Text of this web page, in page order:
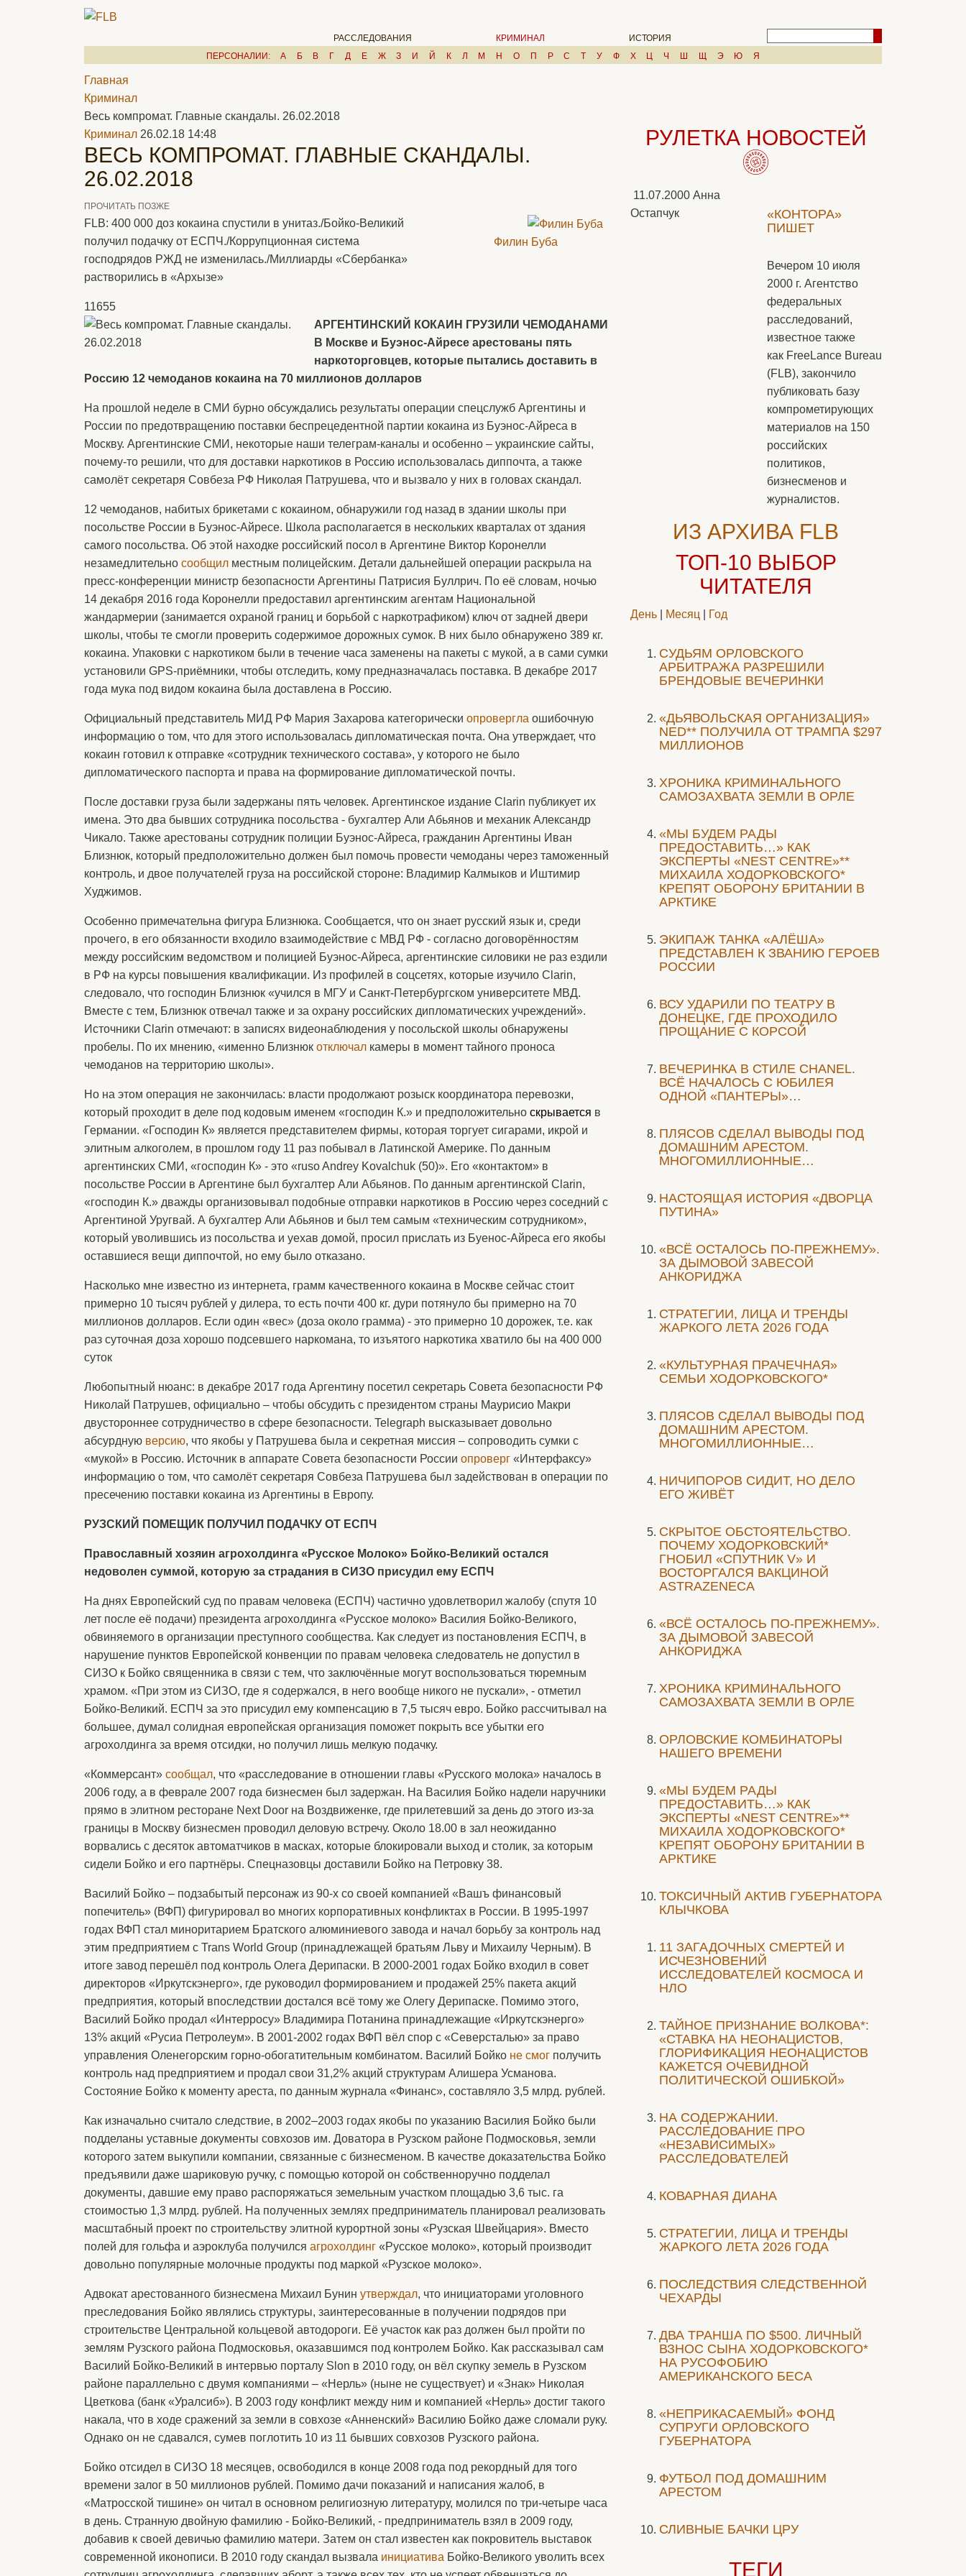
РАССЛЕДОВАНИЯ КРИМИНАЛ
ИСТОРИЯ
ПЕРСОНАЛИИ:
А Б В Г Д Е Ж З И Й К Л М Н О П Р С Т У Ф Х Ц Ч Ш Щ Э Ю Я
Главная
Криминал
Весь компромат. Главные скандалы. 26.02.2018
Криминал 26.02.18 14:48
ВЕСЬ КОМПРОМАТ. ГЛАВНЫЕ СКАНДАЛЫ.
26.02.2018
ПРОЧИТАТЬ ПОЗЖЕ
Филин Буба
FLB: 400 000 доз кокаина спустили в унитаз./Бойко-Великий
получил подачку от ЕСПЧ./Коррупционная система
господрядов РЖД не изменилась./Миллиарды «Сбербанка»
растворились в «Архызе»
11655
АРГЕНТИНСКИЙ КОКАИН ГРУЗИЛИ ЧЕМОДАНАМИ
В Москве и Буэнос-Айресе арестованы пять
наркоторговцев, которые пытались доставить в
Россию 12 чемоданов кокаина на 70 миллионов долларов
На прошлой неделе в СМИ бурно обсуждались результаты операции спецслужб Аргентины и
России по предотвращению поставки беспрецедентной партии кокаина из Буэнос-Айреса в
Москву. Аргентинские СМИ, некоторые наши телеграм-каналы и особенно – украинские сайты,
почему-то решили, что для доставки наркотиков в Россию использовалась диппочта, а также
самолёт секретаря Совбеза РФ Николая Патрушева, что и вызвало у них в головах скандал.
12 чемоданов, набитых брикетами с кокаином, обнаружили год назад в здании школы при
посольстве России в Буэнос-Айресе. Школа располагается в нескольких кварталах от здания
самого посольства. Об этой находке российский посол в Аргентине Виктор Коронелли
незамедлительно сообщил местным полицейским. Детали дальнейшей операции раскрыла на
пресс-конференции министр безопасности Аргентины Патрисия Буллрич. По её словам, ночью
14 декабря 2016 года Коронелли предоставил аргентинским агентам Национальной
жандармерии (занимается охраной границ и борьбой с наркотрафиком) ключ от задней двери
школы, чтобы те смогли проверить содержимое дорожных сумок. В них было обнаружено 389 кг.
кокаина. Упаковки с наркотиком были в течение часа заменены на пакеты с мукой, а в сами сумки
установили GPS-приёмники, чтобы отследить, кому предназначалась поставка. В декабре 2017
года мука под видом кокаина была доставлена в Россию.
Официальный представитель МИД РФ Мария Захарова категорически опровергла ошибочную
информацию о том, что для этого использовалась дипломатическая почта. Она утверждает, что
кокаин готовил к отправке «сотрудник технического состава», у которого не было
дипломатического паспорта и права на формирование дипломатической почты.
После доставки груза были задержаны пять человек. Аргентинское издание Clarin публикует их
имена. Это два бывших сотрудника посольства - бухгалтер Али Абьянов и механик Александр
Чикало. Также арестованы сотрудник полиции Буэнос-Айреса, гражданин Аргентины Иван
Близнюк, который предположительно должен был помочь провести чемоданы через таможенный
контроль, и двое получателей груза на российской стороне: Владимир Калмыков и Иштимир
Худжимов.
Особенно примечательна фигура Близнюка. Сообщается, что он знает русский язык и, среди
прочего, в его обязанности входило взаимодействие с МВД РФ - согласно договорённостям
между российским ведомством и полицией Буэнос-Айреса, аргентинские силовики не раз ездили
в РФ на курсы повышения квалификации. Из профилей в соцсетях, которые изучило Clarin,
следовало, что господин Близнюк «учился в МГУ и Санкт-Петербургском университете МВД.
Вместе с тем, Близнюк отвечал также и за охрану российских дипломатических учреждений».
Источники Clarin отмечают: в записях видеонаблюдения у посольской школы обнаружены
пробелы. По их мнению, «именно Близнюк отключал камеры в момент тайного проноса
чемоданов на территорию школы».
Но на этом операция не закончилась: власти продолжают розыск координатора перевозки,
который проходит в деле под кодовым именем «господин К.» и предположительно скрывается в
Германии. «Господин К» является представителем фирмы, которая торгует сигарами, икрой и
элитным алкоголем, в прошлом году 11 раз побывал в Латинской Америке. По данным
аргентинских СМИ, «господин К» - это «ruso Andrey Kovalchuk (50)». Его «контактом» в
посольстве России в Аргентине был бухгалтер Али Абьянов. По данным аргентинской Clarin,
«господин К.» дважды организовывал подобные отправки наркотиков в Россию через соседний с
Аргентиной Уругвай. А бухгалтер Али Абьянов и был тем самым «техническим сотрудником»,
который уволившись из посольства и уехав домой, просил прислать из Буенос-Айреса его якобы
оставшиеся вещи диппочтой, но ему было отказано.
Насколько мне известно из интернета, грамм качественного кокаина в Москве сейчас стоит
примерно 10 тысяч рублей у дилера, то есть почти 400 кг. дури потянуло бы примерно на 70
миллионов долларов. Если один «вес» (доза около грамма) - это примерно 10 дорожек, т.е. как
раз суточная доза хорошо подсевшего наркомана, то изъятого наркотика хватило бы на 400 000
суток
Любопытный нюанс: в декабре 2017 года Аргентину посетил секретарь Совета безопасности РФ
Николай Патрушев, официально – чтобы обсудить с президентом страны Маурисио Макри
двустороннее сотрудничество в сфере безопасности. Telegraph высказывает довольно
абсурдную версию, что якобы у Патрушева была и секретная миссия – сопроводить сумки с
«мукой» в Россию. Источник в аппарате Совета безопасности России опроверг «Интерфаксу»
информацию о том, что самолёт секретаря Совбеза Патрушева был задействован в операции по
пресечению поставки кокаина из Аргентины в Европу.
РУЗСКИЙ ПОМЕЩИК ПОЛУЧИЛ ПОДАЧКУ ОТ ЕСПЧ
Православный хозяин агрохолдинга «Русское Молоко» Бойко-Великий остался
недоволен суммой, которую за страдания в СИЗО присудил ему ЕСПЧ
На днях Европейский суд по правам человека (ЕСПЧ) частично удовлетворил жалобу (спутя 10
лет после её подачи) президента агрохолдинга «Русское молоко» Василия Бойко-Великого,
обвиняемого в организации преступного сообщества. Как следует из постановления ЕСПЧ, в
нарушение пунктов Европейской конвенции по правам человека следователь не допустил в
СИЗО к Бойко священника в связи с тем, что заключённые могут воспользоваться тюремным
храмом. «При этом из СИЗО, где я содержался, в него вообще никого не пускали», - отметил
Бойко-Великий. ЕСПЧ за это присудил ему компенсацию в 7,5 тысяч евро. Бойко рассчитывал на
большее, думал солидная европейская организация поможет покрыть все убытки его
агрохолдинга за время отсидки, но получил лишь мелкую подачку.
«Коммерсант» сообщал, что «расследование в отношении главы «Русского молока» началось в
2006 году, а в феврале 2007 года бизнесмен был задержан. На Василия Бойко надели наручники
прямо в элитном ресторане Next Door на Воздвиженке, где прилетевший за день до этого из-за
границы в Москву бизнесмен проводил деловую встречу. Около 18.00 в зал неожиданно
ворвались с десяток автоматчиков в масках, которые блокировали выход и столик, за которым
сидели Бойко и его партнёры. Спецназовцы доставили Бойко на Петровку 38.
Василий Бойко – подзабытый персонаж из 90-х со своей компанией «Вашъ финансовый
попечитель» (ВФП) фигурировал во многих корпоративных конфликтах в России. В 1995-1997
годах ВФП стал миноритарием Братского алюминиевого завода и начал борьбу за контроль над
этим предприятием с Trans World Group (принадлежащей братьям Льву и Михаилу Черным). В
итоге завод перешёл под контроль Олега Дерипаски. В 2000-2001 годах Бойко входил в совет
директоров «Иркутскэнерго», где руководил формированием и продажей 25% пакета акций
предприятия, который впоследствии достался всё тому же Олегу Дерипаске. Помимо этого,
Василий Бойко продал «Интерросу» Владимира Потанина принадлежащие «Иркутскэнерго»
13% акций «Русиа Петролеум». В 2001-2002 годах ВФП вёл спор с «Северсталью» за право
управления Оленегорским горно-обогатительным комбинатом. Василий Бойко не смог получить
контроль над предприятием и продал свои 31,2% акций структурам Алишера Усманова.
Состояние Бойко к моменту ареста, по данным журнала «Финанс», составляло 3,5 млрд. рублей.
Как изначально считало следствие, в 2002–2003 годах якобы по указанию Василия Бойко были
подделаны уставные документы совхозов им. Доватора в Рузском районе Подмосковья, земли
которого затем выкупили компании, связанные с бизнесменом. В качестве доказательства Бойко
предъявили даже шариковую ручку, с помощью которой он собственноручно подделал
документы, давшие ему право распоряжаться земельным участком площадью 3,6 тыс. га
стоимостью 1,3 млрд. рублей. На полученных землях предприниматель планировал реализовать
масштабный проект по строительству элитной курортной зоны «Рузская Швейцария». Вместо
полей для гольфа и аэроклуба получился агрохолдинг «Русское молоко», который производит
довольно популярные молочные продукты под маркой «Рузское молоко».
Адвокат арестованного бизнесмена Михаил Бунин утверждал, что инициаторами уголовного
преследования Бойко являлись структуры, заинтересованные в получении подрядов при
строительстве Центральной кольцевой автодороги. Её участок как раз должен был пройти по
землям Рузского района Подмосковья, оказавшимся под контролем Бойко. Как рассказывал сам
Василий Бойко-Великий в интервью порталу Slon в 2010 году, он вёл скупку земель в Рузском
районе параллельно с двумя компаниями – «Нерль» (ныне не существует) и «Знак» Николая
Цветкова (банк «Уралсиб»). В 2003 году конфликт между ним и компанией «Нерль» достиг такого
накала, что в ходе сражений за земли в совхозе «Анненский» Василию Бойко даже сломали руку.
Однако он не сдавался, сумев поглотить 10 из 11 бывших совхозов Рузского района.
Бойко отсидел в СИЗО 18 месяцев, освободился в конце 2008 года под рекордный для того
времени залог в 50 миллионов рублей. Помимо дачи показаний и написания жалоб, в
«Матросской тишине» он читал в основном религиозную литературу, молился по три-четыре часа
в день. Странную двойную фамилию - Бойко-Великий, - предприниматель взял в 2009 году,
добавив к своей девичью фамилию матери. Затем он стал известен как покровитель выставок
современной иконописи. В 2010 году скандал вызвала инициатива Бойко-Великого уволить всех
РУЛЕТКА НОВОСТЕЙ
11.07.2000 Анна
Остапчук
«КОНТОРА»
ПИШЕТ
Вечером 10 июля
2000 г. Агентство
федеральных
расследований,
известное также
как FreeLance Bureau
(FLB), закончило
публиковать базу
компрометирующих
материалов на 150
российских
политиков,
бизнесменов и
журналистов.
ИЗ АРХИВА FLB
ТОП-10 ВЫБОР
ЧИТАТЕЛЯ
День Месяц Год
CУДЬЯМ ОРЛОВСКОГО
АРБИТРАЖА РАЗРЕШИЛИ
БРЕНДОВЫЕ ВЕЧЕРИНКИ
«ДЬЯВОЛЬСКАЯ ОРГАНИЗАЦИЯ»
NED** ПОЛУЧИЛА ОТ ТРАМПА $297
МИЛЛИОНОВ
ХРОНИКА КРИМИНАЛЬНОГО
САМОЗАХВАТА ЗЕМЛИ В ОРЛЕ
«МЫ БУДЕМ РАДЫ
ПРЕДОСТАВИТЬ…» КАК
ЭКСПЕРТЫ «NEST CENTRE»**
МИХАИЛА ХОДОРКОВСКОГО*
КРЕПЯТ ОБОРОНУ БРИТАНИИ В
АРКТИКЕ
ЭКИПАЖ ТАНКА «АЛЁША»
ПРЕДСТАВЛЕН К ЗВАНИЮ ГЕРОЕВ
РОССИИ
ВСУ УДАРИЛИ ПО ТЕАТРУ В
ДОНЕЦКЕ, ГДЕ ПРОХОДИЛО
ПРОЩАНИЕ С КОРСОЙ
ВЕЧЕРИНКА В СТИЛЕ СHANEL.
ВСЁ НАЧАЛОСЬ С ЮБИЛЕЯ
ОДНОЙ «ПАНТЕРЫ»…
ПЛЯСОВ СДЕЛАЛ ВЫВОДЫ ПОД
ДОМАШНИМ АРЕСТОМ.
МНОГОМИЛЛИОННЫЕ…
НАСТОЯЩАЯ ИСТОРИЯ «ДВОРЦА
ПУТИНА»
«ВСЁ ОСТАЛОСЬ ПО-ПРЕЖНЕМУ».
ЗА ДЫМОВОЙ ЗАВЕСОЙ
АНКОРИДЖА
СТРАТЕГИИ, ЛИЦА И ТРЕНДЫ
ЖАРКОГО ЛЕТА 2026 ГОДА
«КУЛЬТУРНАЯ ПРАЧЕЧНАЯ»
СЕМЬИ ХОДОРКОВСКОГО*
ПЛЯСОВ СДЕЛАЛ ВЫВОДЫ ПОД
ДОМАШНИМ АРЕСТОМ.
МНОГОМИЛЛИОННЫЕ…
НИЧИПОРОВ СИДИТ, НО ДЕЛО
ЕГО ЖИВЁТ
СКРЫТОЕ ОБСТОЯТЕЛЬСТВО.
ПОЧЕМУ ХОДОРКОВСКИЙ*
ГНОБИЛ «СПУТНИК V» И
ВОСТОРГАЛСЯ ВАКЦИНОЙ
ASTRAZENECA
«ВСЁ ОСТАЛОСЬ ПО-ПРЕЖНЕМУ».
ЗА ДЫМОВОЙ ЗАВЕСОЙ
АНКОРИДЖА
ХРОНИКА КРИМИНАЛЬНОГО
САМОЗАХВАТА ЗЕМЛИ В ОРЛЕ
ОРЛОВСКИЕ КОМБИНАТОРЫ
НАШЕГО ВРЕМЕНИ
«МЫ БУДЕМ РАДЫ
ПРЕДОСТАВИТЬ…» КАК
ЭКСПЕРТЫ «NEST CENTRE»**
МИХАИЛА ХОДОРКОВСКОГО*
КРЕПЯТ ОБОРОНУ БРИТАНИИ В
АРКТИКЕ
ТОКСИЧНЫЙ АКТИВ ГУБЕРНАТОРА
КЛЫЧКОВА
11 ЗАГАДОЧНЫХ СМЕРТЕЙ И
ИСЧЕЗНОВЕНИЙ
ИССЛЕДОВАТЕЛЕЙ КОСМОСА И
НЛО
ТАЙНОЕ ПРИЗНАНИЕ ВОЛКОВА*:
«СТАВКА НА НЕОНАЦИСТОВ,
ГЛОРИФИКАЦИЯ НЕОНАЦИСТОВ
КАЖЕТСЯ ОЧЕВИДНОЙ
ПОЛИТИЧЕСКОЙ ОШИБКОЙ»
НА СОДЕРЖАНИИ.
РАССЛЕДОВАНИЕ ПРО
«НЕЗАВИСИМЫХ»
РАССЛЕДОВАТЕЛЕЙ
КОВАРНАЯ ДИАНА
СТРАТЕГИИ, ЛИЦА И ТРЕНДЫ
ЖАРКОГО ЛЕТА 2026 ГОДА
ПОСЛЕДСТВИЯ СЛЕДСТВЕННОЙ
ЧЕХАРДЫ
ДВА ТРАНША ПО $500. ЛИЧНЫЙ
ВЗНОС СЫНА ХОДОРКОВСКОГО*
НА РУСОФОБИЮ
АМЕРИКАНСКОГО БЕСА
«НЕПРИКАСАЕМЫЙ» ФОНД
СУПРУГИ ОРЛОВСКОГО
ГУБЕРНАТОРА
ФУТБОЛ ПОД ДОМАШНИМ
АРЕСТОМ
СЛИВНЫЕ БАЧКИ ЦРУ
ТЕГИ